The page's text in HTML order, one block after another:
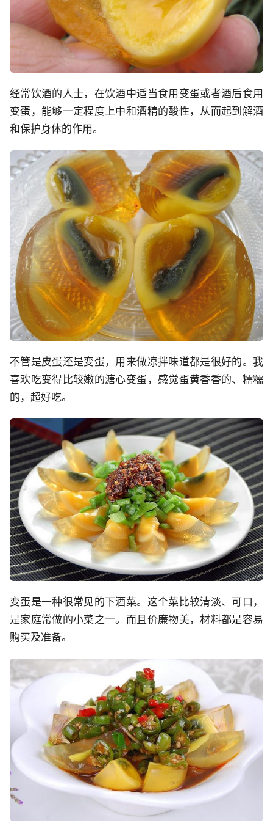
经常饮酒的人士，在饮酒中适当食用变蛋或者酒后食用
变蛋，能够一定程度上中和酒精的酸性，从而起到解酒
和保护身体的作用。
不管是皮蛋还是变蛋，用来做凉拌味道都是很好的。我
喜欢吃变得比较嫩的溏心变蛋，感觉蛋黄香香的、糯糯
的，超好吃。
变蛋是一种很常见的下酒菜。这个菜比较清淡、可口，
是家庭常做的小菜之一。而且价廉物美，材料都是容易
购买及准备。